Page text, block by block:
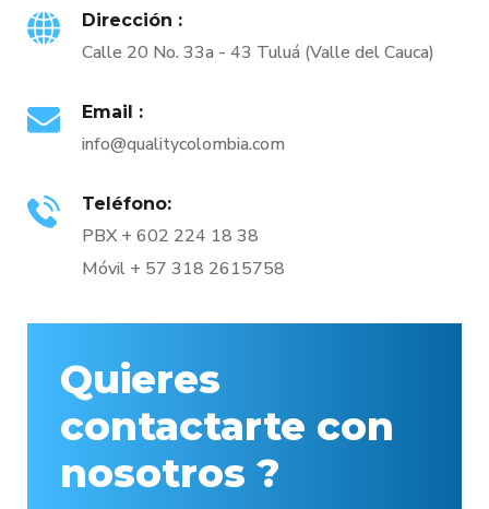
Dirección :
Calle 20 No. 33a - 43 Tuluá (Valle del Cauca)
Email :
info@qualitycolombia.com
Teléfono:
PBX + 602 224 18 38
Móvil + 57 318 2615758
Quieres
contactarte con
nosotros ?